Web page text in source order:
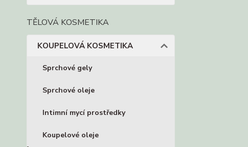
TĚLOVÁ KOSMETIKA
KOUPELOVÁ KOSMETIKA
Sprchové gely
Sprchové oleje
Intimní mycí prostředky
Koupelové oleje